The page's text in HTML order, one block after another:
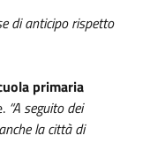
di anticipo rispetto
primaria
“A seguito dei
la città di